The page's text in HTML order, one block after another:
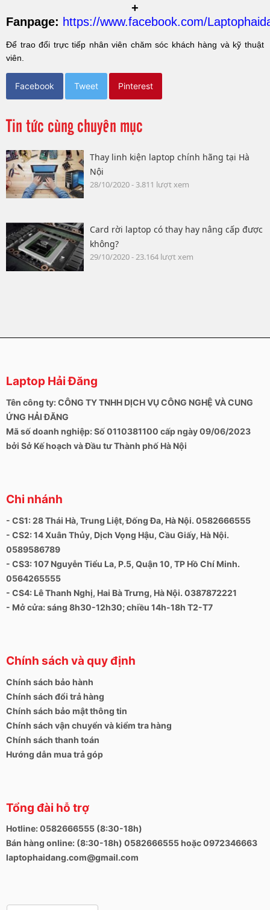
+
Fanpage: https://www.facebook.com/
Để trao đổi trực tiếp nhân viên chăm sóc khách hàng và kỹ thuật
viên.
Facebook Tweet Pinterest
Tin tức cùng chuyên mục
Thay linh kiện laptop chính hãng tại Hà
Nội
28/10/2020 - 3.811 lượt xem
Card rời laptop có thay hay nâng cấp được
không?
29/10/2020 - 23.164 lượt xem
Laptop Hải Đăng
Tên công ty: CÔNG TY TNHH DỊCH VỤ CÔNG NGHỆ VÀ CUNG
ỨNG HẢI ĐĂNG
Mã số doanh nghiệp: Số 0110381100 cấp ngày 09/06/2023
bởi Sở Kế hoạch và Đầu tư Thành phố Hà Nội
Chi nhánh
- CS1: 28 Thái Hà, Trung Liệt, Đống Đa, Hà Nội. 0582666555
- CS2: 14 Xuân Thủy, Dịch Vọng Hậu, Cầu Giấy, Hà Nội.
0589586789
- CS3: 107 Nguyễn Tiểu La, P.5, Quận 10, TP Hồ Chí Minh.
0564265555
- CS4: Lê Thanh Nghị, Hai Bà Trưng, Hà Nội. 0387872221
- Mở cửa: sáng 8h30-12h30; chiều 14h-18h T2-T7
Chính sách và quy định
Chính sách bảo hành
Chính sách đổi trả hàng
Chính sách bảo mật thông tin
Chính sách vận chuyển và kiểm tra hàng
Chính sách thanh toán
Hướng dẫn mua trả góp
Tổng đài hỗ trợ
Hotline: 0582666555 (8:30-18h)
Bán hàng online: (8:30-18h) 0582666555 hoặc 0972346663
laptophaidang.com@gmail.com